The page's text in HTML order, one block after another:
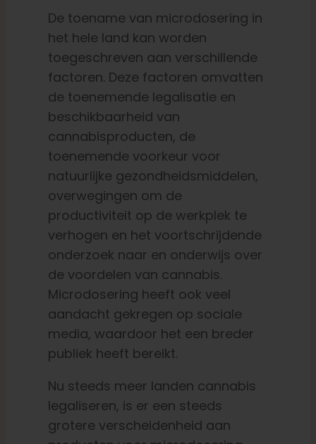
De toename van microdosering in
het hele land kan worden
toegeschreven aan verschillende
factoren. Deze factoren omvatten
de toenemende legalisatie en
beschikbaarheid van
cannabisproducten, de
toenemende voorkeur voor
natuurlijke gezondheidsmiddelen,
overwegingen om de
productiviteit op de werkplek te
verhogen en het voortschrijdende
onderzoek naar en onderwijs over
de voordelen van cannabis.
Microdosering heeft ook veel
aandacht gekregen op sociale
media, waardoor het een breder
publiek heeft bereikt.
Nu steeds meer landen cannabis
legaliseren, is er een steeds
grotere verscheidenheid aan